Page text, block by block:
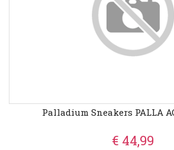
Palladium Sneakers PALLA
€ 44,99